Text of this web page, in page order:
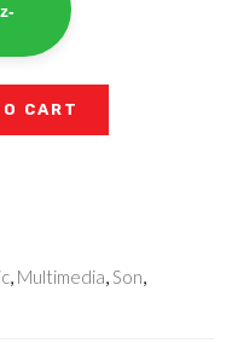
CART
, Multimedia,Son,